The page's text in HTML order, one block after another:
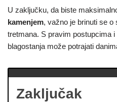
U zaključku, da biste
kamenjem, važno je brinuti se
tretmana. S pravim postupcima
blagostanja može potrajati
Zaključak